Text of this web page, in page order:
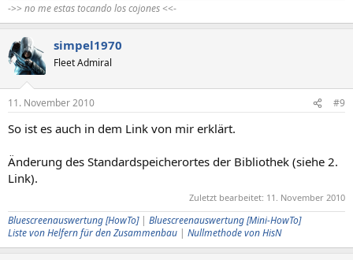
->> no me estas tocando los cojones<<-
simpel1970
Fleet Admiral
11. November 2010 #9
So ist es auch in dem Link von mir erklärt.
Änderung des Standardspeicherortes der Bibliothek (siehe 2.
Link).
Zuletzt bearbeitet: 11. November 2010
Bluescreenauswertung [HowTo]| Bluescreenauswertung [Mini-HowTo]
Liste von Helfern für den Zusammenbau | Nullmethode von HisN